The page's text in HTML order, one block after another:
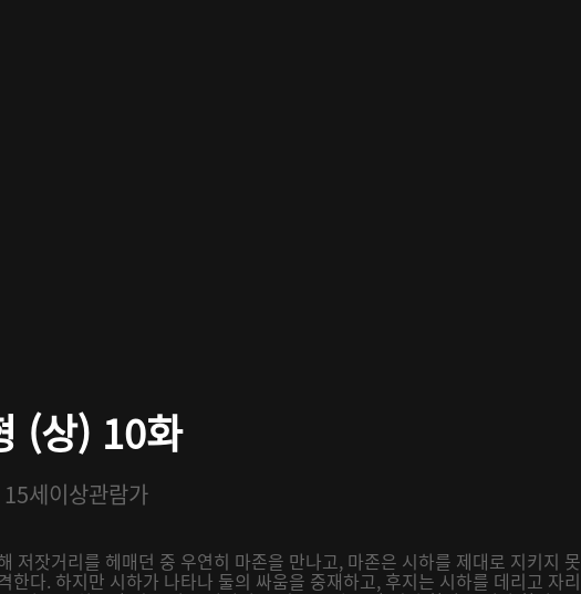
(상) 10화
15세이상관람가
저잣거리를 헤매던 중 우연히 마존을 만나고, 마존은 시하를 제대로 지키지 못
한다. 하지만 시하가 나타나 둘의 싸움을 중재하고, 후지는 시하를 데리고 자리